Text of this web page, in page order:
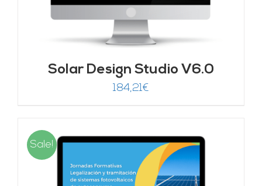
Solar Design Studio V6.0
184,21€
Sale!